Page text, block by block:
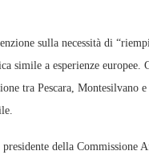
sulla necessità di
simile a esperienze
tra Pescara, Montesilvano
della